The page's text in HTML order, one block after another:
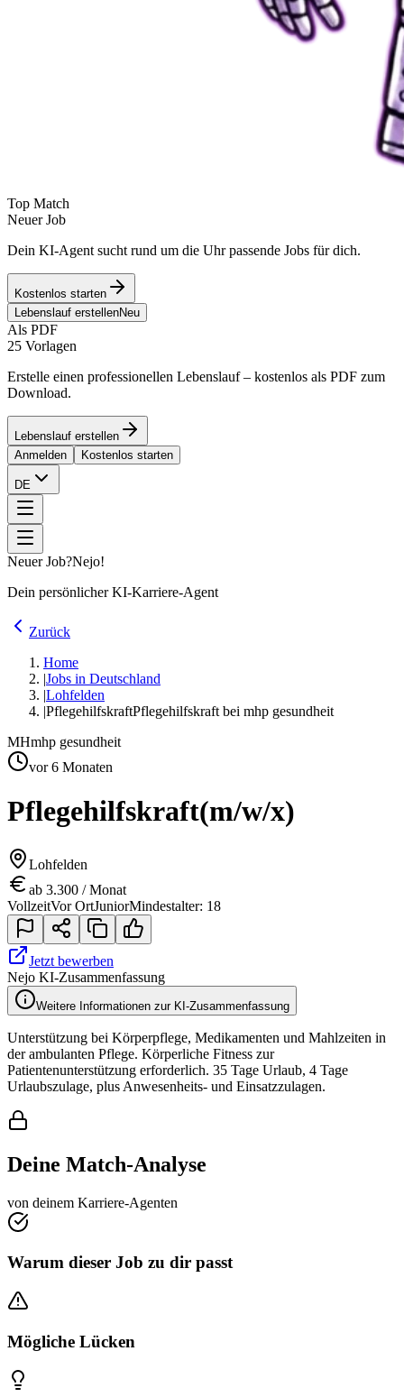
Top Match
Neuer Job
Dein KI-Agent sucht rund um die Uhr passende Jobs für dich.
Kostenlos starten
Lebenslauf erstellenNeu
Als PDF
25 Vorlagen
Erstelle einen professionellen Lebenslauf – kostenlos als PDF zum
Download.
Lebenslauf erstellen
Anmelden
Kostenlos starten
DE
Neuer Job?Nejo!
Dein persönlicher KI-Karriere-Agent
Zurück
Home
|Jobs in Deutschland
|Lohfelden
|PflegehilfskraftPflegehilfskraft bei mhp gesundheit
MHmhp gesundheit
vor 6 Monaten
Pflegehilfskraft(m/w/x)
Lohfelden
ab 3.300 / Monat
VollzeitVor OrtJuniorMindestalter: 18
Jetzt bewerben
Nejo KI-Zusammenfassung
Weitere Informationen zur KI-Zusammenfassung
Unterstützung bei Körperpflege, Medikamenten und Mahlzeiten in
der ambulanten Pflege. Körperliche Fitness zur
Patientenunterstützung erforderlich. 35 Tage Urlaub, 4 Tage
Urlaubszulage, plus Anwesenheits- und Einsatzzulagen.
Deine Match-Analyse
von deinem Karriere-Agenten
Warum dieser Job zu dir passt
Mögliche Lücken